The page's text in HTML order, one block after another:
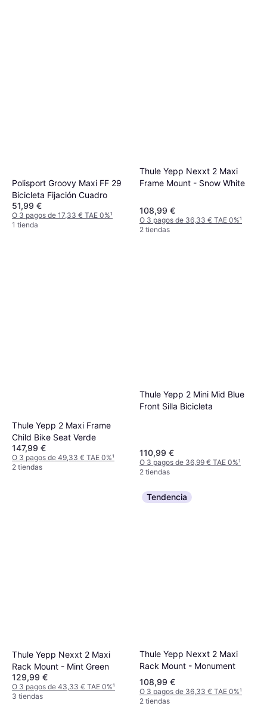
Polisport Groovy Maxi FF 29
Bicicleta Fijación Cuadro
51,99 €
O 3 pagos de 17,33 € TAE 0%¹
1 tienda
Thule Yepp Nexxt 2 Maxi
Frame Mount - Snow White
108,99 €
O 3 pagos de 36,33 € TAE 0%¹
2 tiendas
Thule Yepp 2 Maxi Frame
Child Bike Seat Verde
147,99 €
O 3 pagos de 49,33 € TAE 0%¹
2 tiendas
Thule Yepp 2 Mini Mid Blue
Front Silla Bicicleta
110,99 €
O 3 pagos de 36,99 € TAE 0%¹
2 tiendas
Thule Yepp Nexxt 2 Maxi
Rack Mount - Mint Green
129,99 €
O 3 pagos de 43,33 € TAE 0%¹
3 tiendas
Tendencia
Thule Yepp Nexxt 2 Maxi
Rack Mount - Monument
108,99 €
O 3 pagos de 36,33 € TAE 0%¹
2 tiendas